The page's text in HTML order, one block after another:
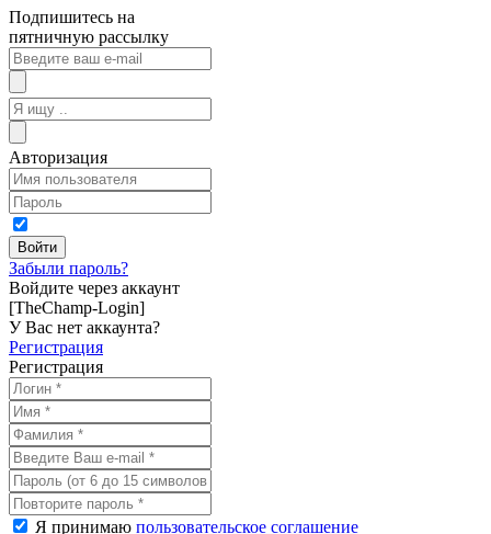
Подпишитесь на
пятничную рассылку
Авторизация
Забыли пароль?
Войдите через аккаунт
[TheChamp-Login]
У Вас нет аккаунта?
Регистрация
Регистрация
Я принимаю пользовательское соглашение